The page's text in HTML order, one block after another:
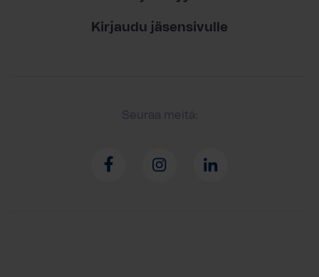
Kirjaudu jäsensivulle
Seuraa meitä: